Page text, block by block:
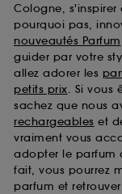
Cologne, s'inspirer
pourquoi pas,
nouveautés Parfum
guider par votre
allez adorer les
petits prix. Si vous
sachez que nous
rechargeables et
vraiment vous
adopter le parfum
fait, vous pourrez
parfum et